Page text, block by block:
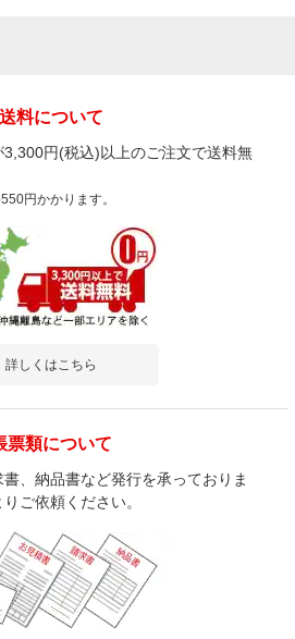
送料について
円(税込)以上のご注文で送料無
円かかります。
詳しくはこちら
票類について
、納品書など発行を承っておりま
ご依頼ください。